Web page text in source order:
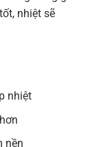
nhiệt sẽ
nhiệt
nền